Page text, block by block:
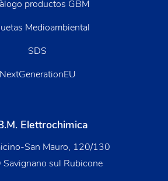
productos GBM
Medioambiental
SDS
NextGenerationEU
Elettrochimica
San Mauro, 120/130
sul Rubicone